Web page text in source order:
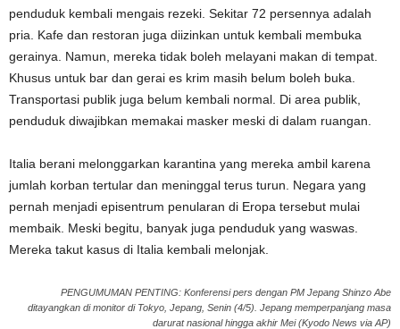
penduduk kembali mengais rezeki. Sekitar 72 persennya adalah
pria. Kafe dan restoran juga diizinkan untuk kembali membuka
gerainya. Namun, mereka tidak boleh melayani makan di tempat.
Khusus untuk bar dan gerai es krim masih belum boleh buka.
Transportasi publik juga belum kembali normal. Di area publik,
penduduk diwajibkan memakai masker meski di dalam ruangan.
Italia berani melonggarkan karantina yang mereka ambil karena
jumlah korban tertular dan meninggal terus turun. Negara yang
pernah menjadi episentrum penularan di Eropa tersebut mulai
membaik. Meski begitu, banyak juga penduduk yang waswas.
Mereka takut kasus di Italia kembali melonjak.
PENGUMUMAN PENTING: Konferensi pers dengan PM Jepang Shinzo Abe
ditayangkan di monitor di Tokyo, Jepang, Senin (4/5). Jepang memperpanjang masa
darurat nasional hingga akhir Mei (Kyodo News via AP)